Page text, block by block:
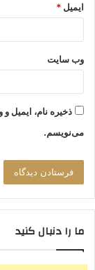
ایمیل *
وب‌ سایت
ذخیره نام، ایمیل
می‌نویسم.
ما را دنبال کنید